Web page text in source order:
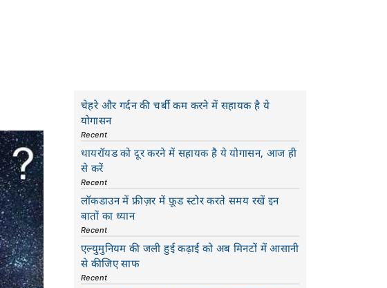
चेहरे और गर्दन की चर्बी कम करने में सहायक है ये
योगासन
Recent
थायरॉयड को दूर करने में सहायक है ये योगासन, आज ही
से करें
Recent
लॉकडाउन में फ्रीज़र में फ़ूड स्टोर करते समय रखें इन
बातों का ध्यान
Recent
एल्युमुनियम की जली हुई कढ़ाई को अब मिनटों में आसानी
से कीजिए साफ
Recent